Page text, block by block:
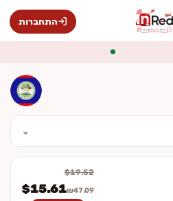
התחברות
⌄
$19.52
$15.61₪47.09